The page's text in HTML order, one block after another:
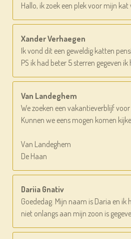
Hallo, ik zoek een plek voor mijn
Xander Verhaegen
Ik vond dit een geweldig katten
PS ik had beter 5 sterren gegeven
Van Landeghem
We zoeken een vakantieverblijf
Kunnen we eens mogen komen
Van Landeghem
De Haan
Dariia Gnativ
Goededag. Mijn naam is Daria en
niet onlangs aan mijn zoon is